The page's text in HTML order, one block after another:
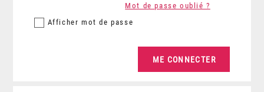
Afficher mot de passe
Mot de passe oublié ?